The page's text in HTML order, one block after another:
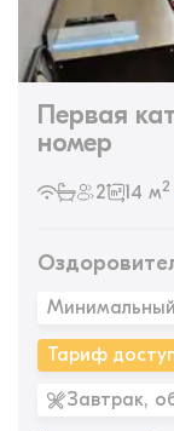
Первая
номер
2 14 м2
Тариф
Завтрак,